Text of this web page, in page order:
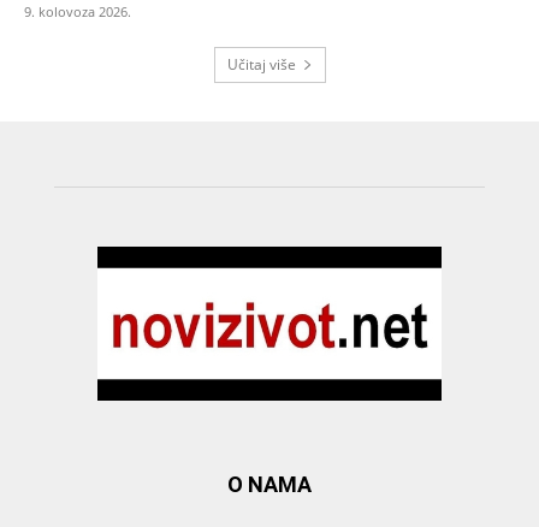
9. kolovoza 2026.
Učitaj više
O NAMA